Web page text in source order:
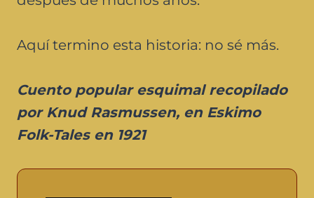
Aquí termino esta historia: no sé más.
Cuento popular esquimal recopilado
por Knud Rasmussen, en Eskimo
Folk-Tales en 1921